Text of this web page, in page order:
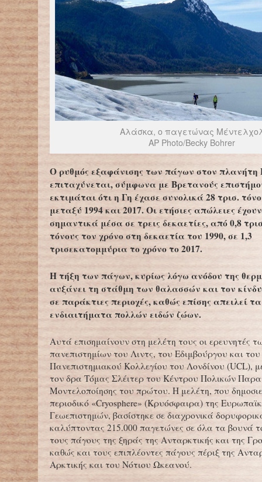
Αλάσκα, ο παγετώνας
AP Photo/Becky Bohrer
Ο ρυθμός εξαφάνισης των πάγων στον πλανήτη
επιταχύνεται, σύμφωνα με Βρετανούς
εκτιμάται ότι η Γη έχασε συνολικά 28 τρισ.
μεταξύ 1994 και 2017. Οι ετήσιες απώλειες
σημαντικά μέσα σε τρεις δεκαετίες, από 0,8
τόνους τον χρόνο στη δεκαετία του 1990, σε 1,3
τρισεκατομμύρια το χρόνο το 2017.
Η τήξη των πάγων, κυρίως λόγω ανόδου της
αυξάνει τη στάθμη των θαλασσών και τον
σε παράκτιες περιοχές, καθώς επίσης απειλεί
ενδιαιτήματα πολλών ειδών ζώων.
Αυτά επισημαίνουν στη μελέτη τους οι ερευνητές
πανεπιστημίων του Λιντς, του Εδιμβούργου και του
Πανεπιστημιακού Κολλεγίου του Λονδίνου (UCL),
τον δρα Τόμας Σλέιτερ του Κέντρου Πολικών
Μοντελοποίησης του πρώτου. Η μελέτη, που
περιοδικό «Cryosphere» (Κρυόσφαιρα) της
Γεωεπιστημών, βασίστηκε σε διαχρονικά
καλύπτοντας 215.000 παγετώνες σε όλα τα βουνά
τους πάγους της ξηράς της Ανταρκτικής και της
καθώς και τους επιπλέοντες πάγους πέριξ της
Αρκτικής και του Νότιου Ωκεανού.